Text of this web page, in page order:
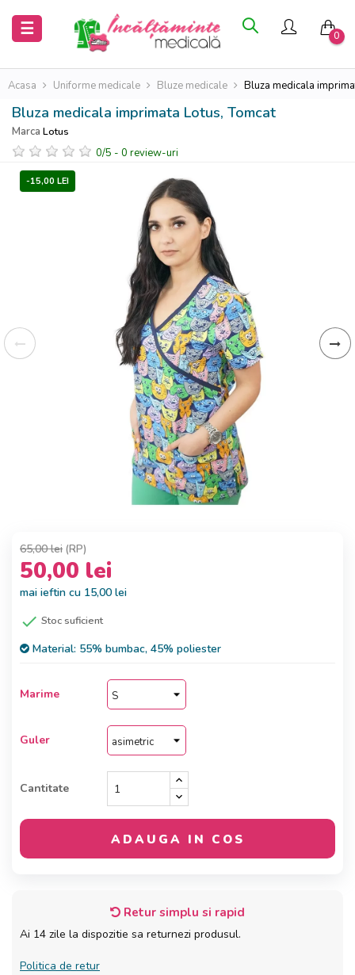
Toggle
navigation
☰ 0
Acasa Uniforme medicale Bluze medicale Bluza medicala
Bluza medicala imprimata Lotus, Tomcat
Marca Lotus
0/5 - 0 review-uri
-15,00 LEI
65,00 lei (RP)
50,00 lei
mai ieftin cu 15,00 lei
 Stoc suficient
Material: 55% bumbac, 45% poliester
Marime
Guler
Cantitate
ADAUGA IN COS
Retur simplu si rapid
Ai 14 zile la dispozitie sa returnezi produsul.
Politica de retur
Inchide
Acasa
Saboti
medicali
Uniforme
Inchide
Acasa
Saboti
medicali
Uniforme